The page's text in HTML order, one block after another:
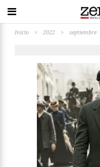
Inicio > 2022 > septiembre